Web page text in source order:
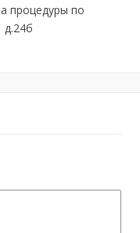
процедуры по
д.24б